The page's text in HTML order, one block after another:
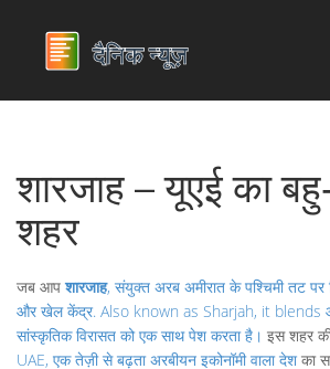
शारजाह – यूएई का
शहर
जब आपशारजाह, संयुक्त अरब अमीरात के पश्चिमी तट पर
और खेल केंद्र. Also known as Sharjah, it blends
सांस्कृतिक विरासत को एक साथ पेश करता है। इस शहर
UAE, एक तेज़ी से बढ़ता अरबीयन इकोनॉमी वाला देश का